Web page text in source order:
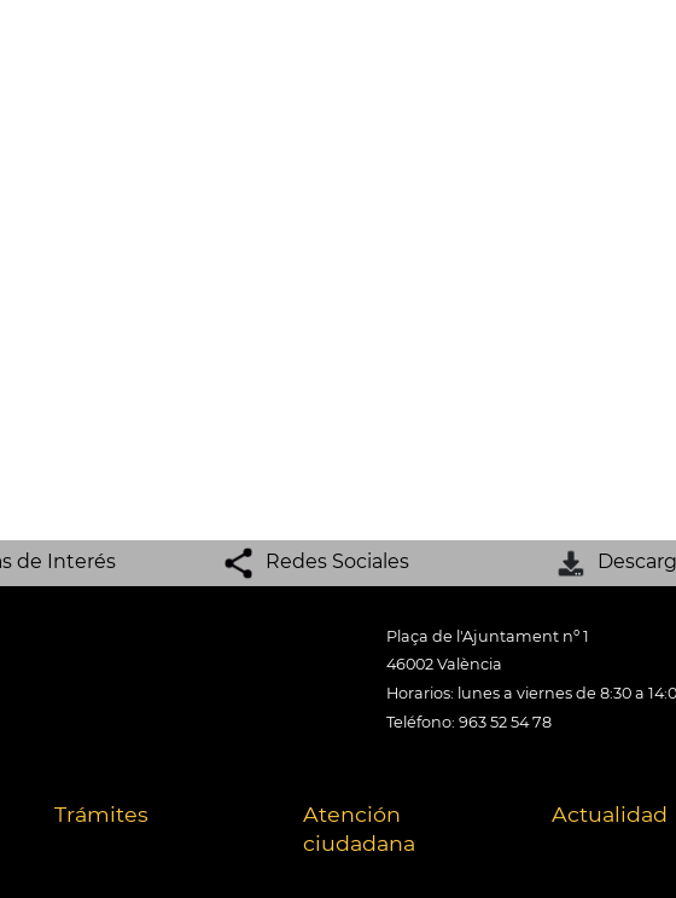
de Interés Redes Sociales
Plaça de l'Ajuntament nº 1
46002 València
Horarios: lunes a viernes de 8:30 a
Teléfono: 963 52 54 78
Trámites
Atención
ciudadana
Actualidad